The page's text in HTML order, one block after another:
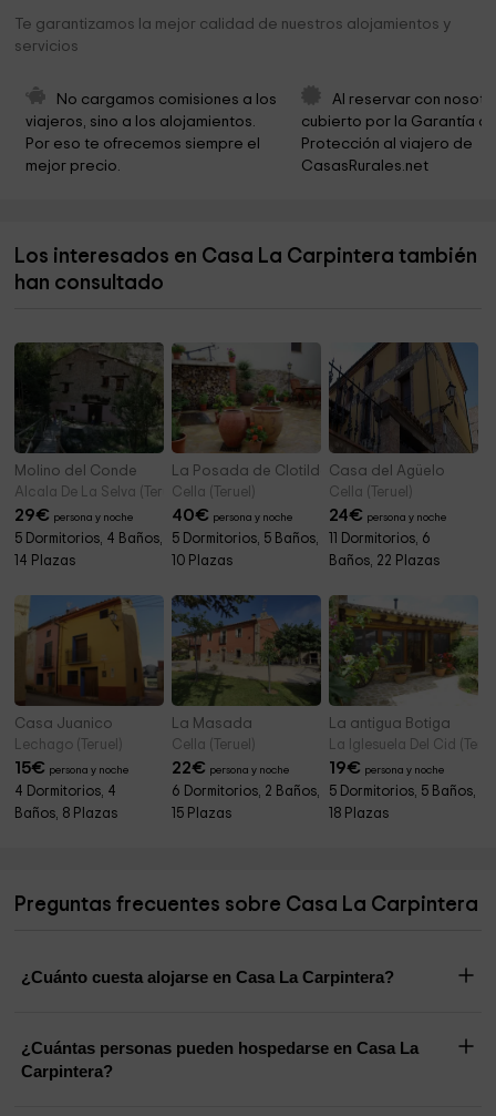
Torre de Doña Blanca 6,6 km
Catedral de Albarracín 6,6 km
6,7 km
Inicio / Final Paseo Fluvial
Te garantizamos la mejor calidad de nuestros alojamientos y
servicios
No cargamos comisiones a los
viajeros, sino a los alojamientos.
Por eso te ofrecemos siempre el
mejor precio.
Al reservar con
cubierto por la Garantía
Protección al viajero de
CasasRurales.net
Los interesados en Casa La Carpintera también
han consultado
Molino del Conde
Alcala De La Selva (Teruel)
29€ persona y noche
5 Dormitorios, 4 Baños,
14 Plazas
La Posada de Clotilde
Cella (Teruel)
40€ persona y noche
5 Dormitorios, 5 Baños,
10 Plazas
Casa del Agüelo
Cella (Teruel)
24€ persona y noche
11 Dormitorios, 6
Baños, 22 Plazas
Casa Juanico
Lechago (Teruel)
15€ persona y noche
4 Dormitorios, 4
Baños, 8 Plazas
La Masada
Cella (Teruel)
22€ persona y noche
6 Dormitorios, 2 Baños,
15 Plazas
La antigua Botiga
La Iglesuela Del Cid
19€ persona y noche
5 Dormitorios, 5 Baños,
18 Plazas
Preguntas frecuentes sobre Casa La Carpintera
¿Cuánto cuesta alojarse en Casa La Carpintera?
¿Cuántas personas pueden hospedarse en Casa La
Carpintera?